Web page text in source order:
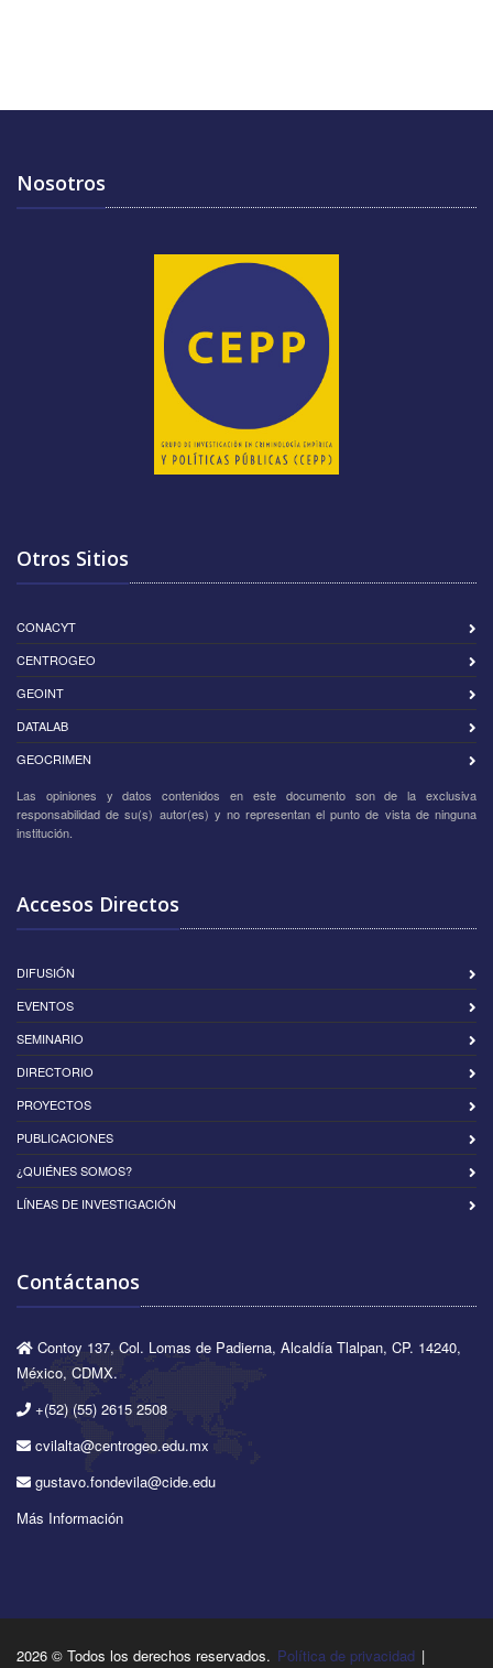
Nosotros
Otros Sitios
CONACYT
CENTROGEO
GEOINT
DATALAB
GEOCRIMEN
Las opiniones y datos contenidos en este documento son de la exclusiva
responsabilidad de su(s) autor(es) y no representan el punto de vista de ninguna
institución.
Accesos Directos
DIFUSIÓN
EVENTOS
SEMINARIO
DIRECTORIO
PROYECTOS
PUBLICACIONES
¿QUIÉNES SOMOS?
LÍNEAS DE INVESTIGACIÓN
Contáctanos
Contoy 137, Col. Lomas de Padierna, Alcaldía Tlalpan, CP. 14240,
México, CDMX.
+(52) (55) 2615 2508
cvilalta@centrogeo.edu.mx
gustavo.fondevila@cide.edu
Más Información
2026 © Todos los derechos reservados. Política de privacidad |